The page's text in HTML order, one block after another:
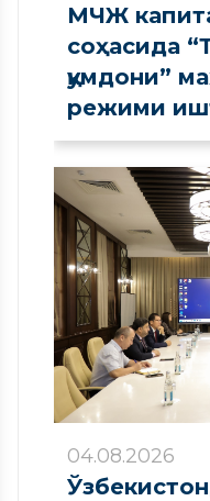
МЧЖ
соҳасида “Тартибга солиш
қумдони”
режими
сифатида
ўтказилди
04.08.2026